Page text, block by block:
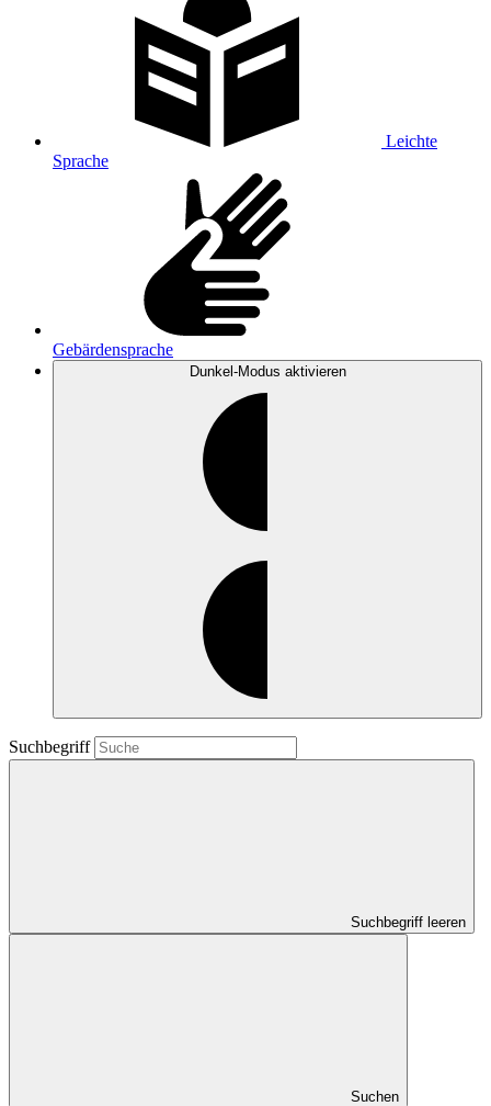
Leichte
Sprache
Gebärdensprache
Dunkel-Modus aktivieren
Suchbegriff
Suchbegriff leeren
Suchen